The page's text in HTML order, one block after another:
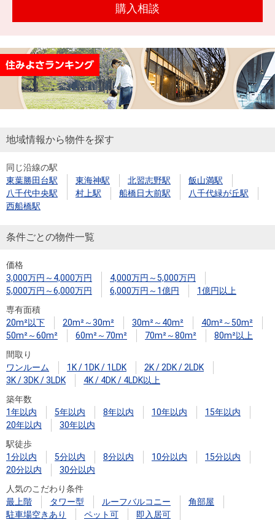
購入相談
地域情報から物件を探す
同じ沿線の駅
東葉勝田台駅
東海神駅 北習志野駅
飯山満駅
八千代中央駅
村上駅 船橋日大前駅
八千代緑が丘駅
西船橋駅
条件ごとの物件一覧
価格
3,000万円～4,000万円
4,000万円～5,000万円
5,000万円～6,000万円
6,000万円～1億円
1億円以上
専有面積
20m²以下
20m²～30m² 30m²～40m²
40m²～50m²
50m²～60m²
60m²～70m² 70m²～80m²
80m²以上
間取り
ワンルーム
1K / 1DK / 1LDK
2K / 2DK / 2LDK
3K / 3DK / 3LDK
4K / 4DK / 4LDK以上
築年数
1年以内
5年以内 8年以内 10年以内
15年以内
20年以内
30年以内
駅徒歩
1分以内
5分以内 8分以内 10分以内
15分以内
20分以内
30分以内
人気のこだわり条件
最上階
タワー型 ルーフバルコニー
角部屋
駐車場空きあり
ペット可
即入居可